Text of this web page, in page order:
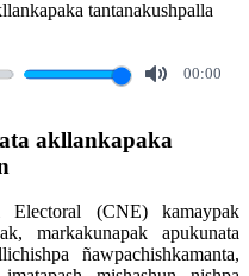
00:00
akllankapaka
Electoral (CNE) kamaypak
markakunapak apukunata
ñawpachishkamanta,